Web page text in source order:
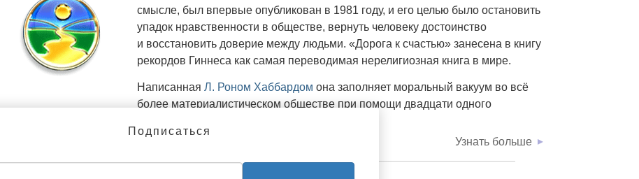
смысле, был впервые опубликован в 1981 году, и его целью было остановить
упадок нравственности в обществе, вернуть человеку достоинство
и восстановить доверие между людьми. «Дорога к счастью»занесена в книгу
рекордов Гиннеса как самая переводимая нерелигиозная книга в мире.
Написанная Л. Роном Хаббардом она заполняет моральный вакуум во всё
более материалистическом обществе при помощи двадцати одного
Узнать больше
Подписаться